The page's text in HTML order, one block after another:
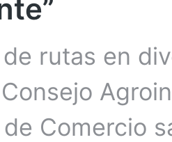
rutas en
Comercio